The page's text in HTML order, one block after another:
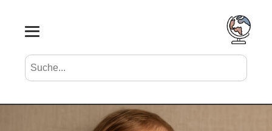
Suche nach Vornamen Search